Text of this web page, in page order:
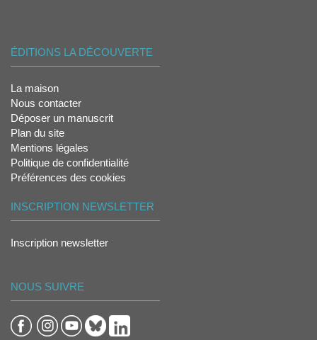
ÉDITIONS LA DÉCOUVERTE
La maison
Nous contacter
Déposer un manuscrit
Plan du site
Mentions légales
Politique de confidentialité
Préférences des cookies
INSCRIPTION NEWSLETTER
Inscription newsletter
NOUS SUIVRE